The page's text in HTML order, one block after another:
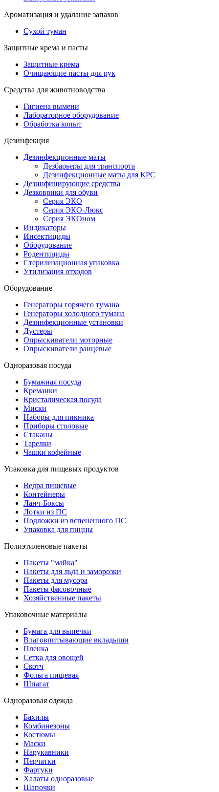
Ароматизация и удалание запахов
Сухой туман
Защитные крема и пасты
Защитные крема
Очищающие пасты для рук
Средства для животноводства
Гигиена вымени
Лабораторное оборудование
Обработка копыт
Дезинфекция
Дезинфекционные маты
Дезбарьеры для транспорта
Дезинфекционные маты для КРС
Дезинфицирующие средства
Дезковрики для обуви
Серия ЭКО
Серия ЭКО-Люкс
Серия ЭКОном
Индикаторы
Инсектициды
Оборудование
Родентициды
Стерилизационная упаковка
Утилизация отходов
Оборудование
Генераторы горячего тумана
Генераторы холодного тумана
Дезинфекционные установки
Дустеры
Опрыскиватели моторные
Опрыскиватели ранцевые
Одноразовая посуда
Бумажная посуда
Креманки
Кристалическая посуда
Миски
Наборы для пикника
Приборы столовые
Стаканы
Тарелки
Чашки кофейные
Упаковка для пищевых продуктов
Ведра пищевые
Контейнеры
Ланч-Боксы
Лотки из ПС
Подложки из вспененного ПС
Упаковка для пиццы
Полиэтиленовые пакеты
Пакеты "майка"
Пакеты для льда и заморозки
Пакеты для мусора
Пакеты фасовочные
Хозяйственные пакеты
Упаковочные материалы
Бумага для выпечки
Влаговпитывающие вкладыши
Пленка
Сетка для овощей
Скотч
Фольга пищевая
Шпагат
Одноразовая одежда
Бахилы
Комбинезоны
Костюмы
Маски
Нарукавники
Перчатки
Фартуки
Халаты одноразовые
Шапочки